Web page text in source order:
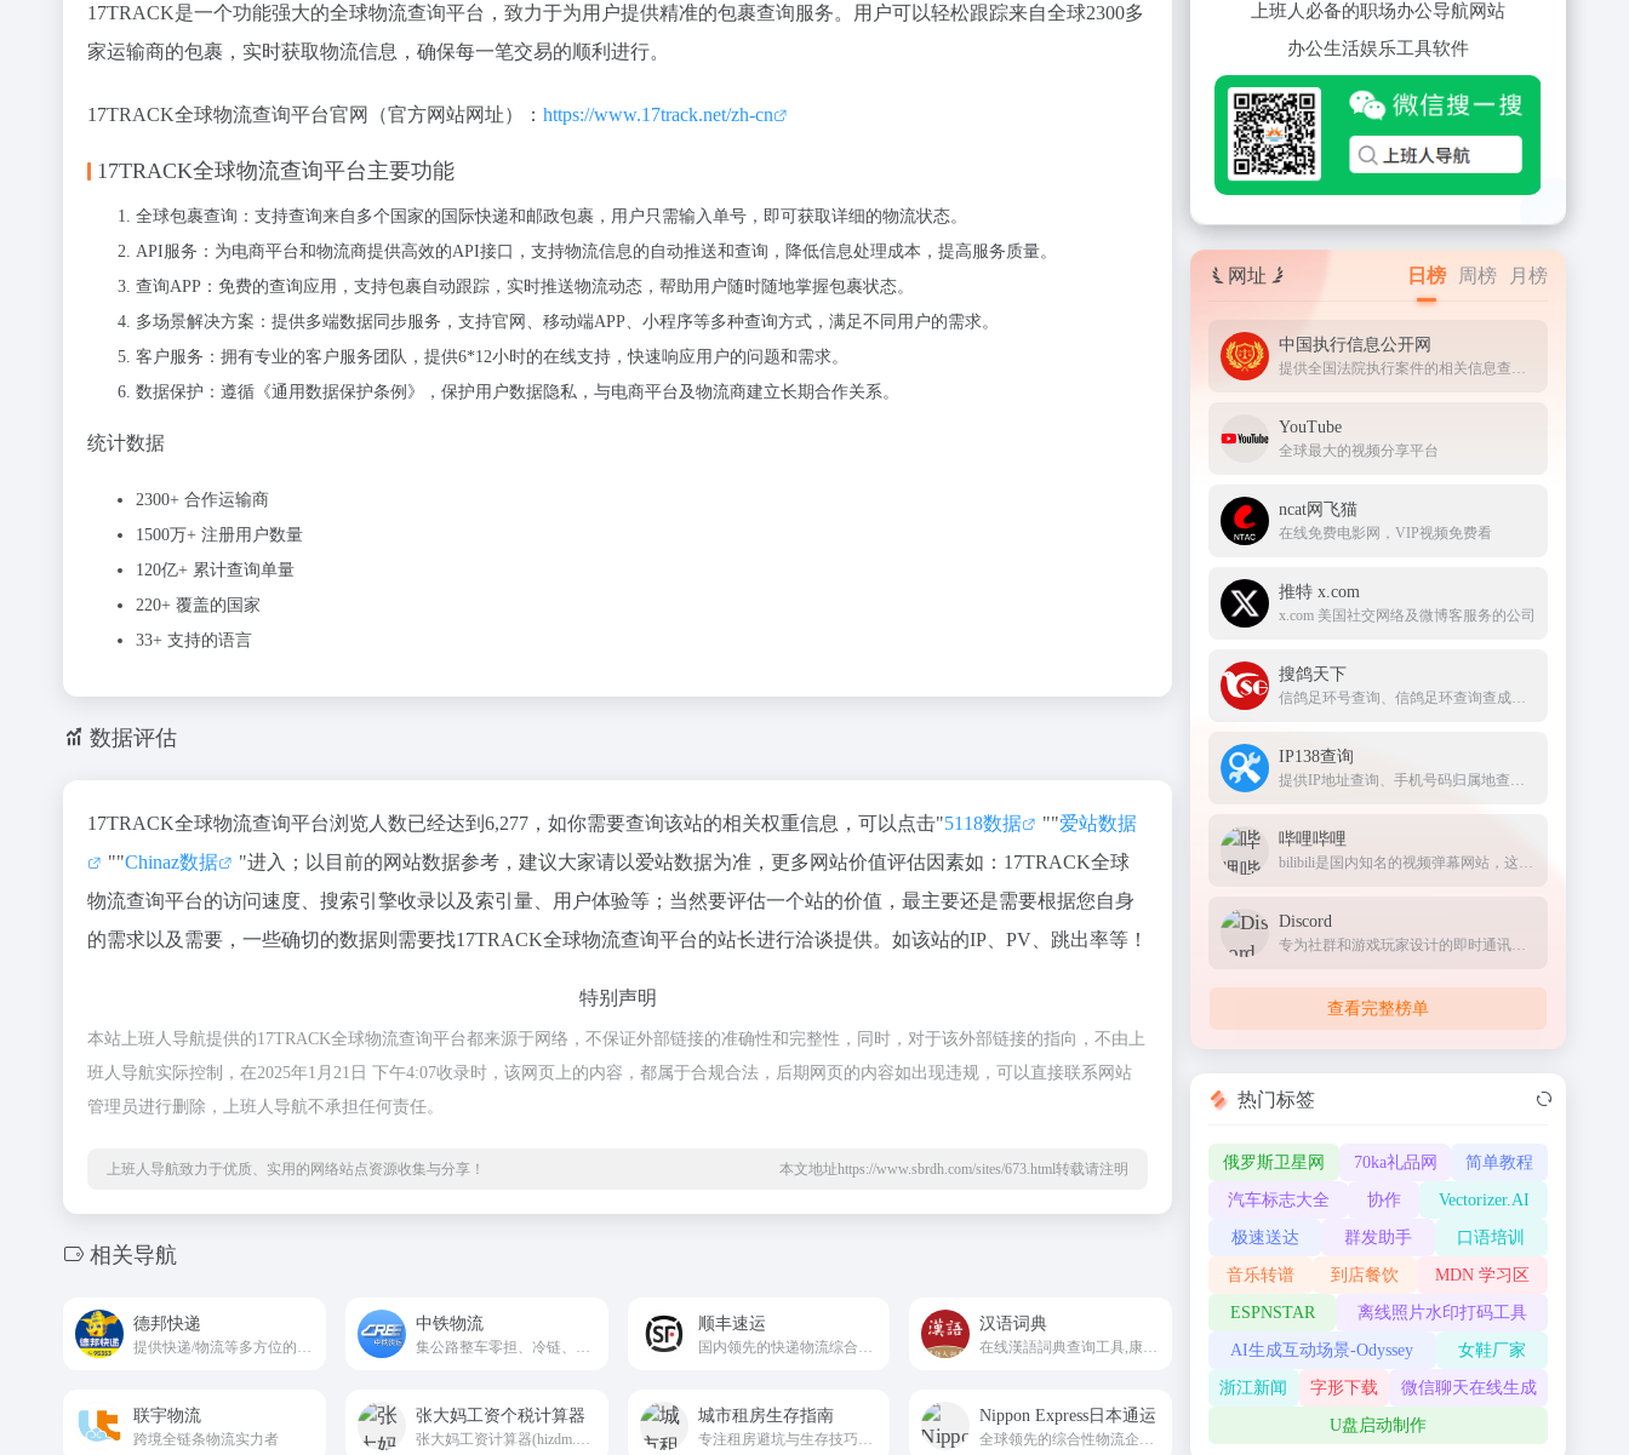
17TRACK是一个功能强大的全球物流查询平台，致力于为用户提供精准的包裹查询服务。用户可以轻松跟踪来自全球2300多
家运输商的包裹，实时获取物流信息，确保每一笔交易的顺利进行。
17TRACK全球物流查询平台官网（官方网站网址）： https://www.17track.net/zh-cn
17TRACK全球物流查询平台主要功能
全球包裹查询：支持查询来自多个国家的国际快递和邮政包裹，用户只需输入单号，即可获取详细的物流状态。
API服务：为电商平台和物流商提供高效的API接口，支持物流信息的自动推送和查询，降低信息处理成本，提高服务质量。
查询APP：免费的查询应用，支持包裹自动跟踪，实时推送物流动态，帮助用户随时随地掌握包裹状态。
多场景解决方案：提供多端数据同步服务，支持官网、移动端APP、小程序等多种查询方式，满足不同用户的需求。
客户服务：拥有专业的客户服务团队，提供6*12小时的在线支持，快速响应用户的问题和需求。
数据保护：遵循《通用数据保护条例》，保护用户数据隐私，与电商平台及物流商建立长期合作关系。
统计数据
2300+ 合作运输商
1500万+ 注册用户数量
120亿+ 累计查询单量
220+ 覆盖的国家
33+ 支持的语言
数据评估
17TRACK全球物流查询平台浏览人数已经达到6,277，如你需要查询该站的相关权重信息，可以点击"5118数据 ""爱站数据
""Chinaz数据
"进入；以目前的网站数据参考，建议大家请以爱站数据为准，更多网站价值评估因素如：17TRACK全球
物流查询平台的访问速度、搜索引擎收录以及索引量、用户体验等；当然要评估一个站的价值，最主要还是需要根据您自身
的需求以及需要，一些确切的数据则需要找17TRACK全球物流查询平台的站长进行洽谈提供。如该站的IP、PV、跳出率等！
特别声明
本站上班人导航提供的17TRACK全球物流查询平台都来源于网络，不保证外部链接的准确性和完整性，同时，对于该外部链接的指向，不由上
班人导航实际控制，在2025年1月21日 下午4:07收录时，该网页上的内容，都属于合规合法，后期网页的内容如出现违规，可以直接联系网站
管理员进行删除，上班人导航不承担任何责任。
上班人导航致力于优质、实用的网络站点资源收集与分享！ 本文地址https://www.sbrdh.com/sites/673.html转载请注明
相关导航
德邦快递 中铁物流 顺丰速运 汉语词典
联宇物流
跨境全链条物流实力者
张大妈工资个税计算器 城市租房生存指南 Nippon Express日本通运
上班人必备的职场办公导航网站
办公生活娱乐工具软件
网址 日榜 周榜 月榜
中国执行信息公开网
提供全国法院执行案件的相关信息查询服务
YouTube
全球最大的视频分享平台
ncat网飞猫
在线免费电影网，VIP视频免费看
推特 x.com
x.com 美国社交网络及微博客服务的公司
搜鸽天下
信鸽足环号查询、信鸽足环查询查成绩、查信鸽成绩、足环、天落成绩、脚环！
IP138查询
提供IP地址查询、手机号码归属地查询、邮政编码查询及身份证号码验证等服务
哔哩哔哩
bilibili是国内知名的视频弹幕网站，这里有及时的动漫新番，活跃的ACG氛围，有创意的Up主。大家可以在这里找到许多欢乐。
Discord
专为社群和游戏玩家设计的即时通讯应用，提供文字、语音和视频聊天功能
查看完整榜单
热门标签
俄罗斯卫星网 70ka礼品网 简单教程
汽车标志大全 协作 Vectorizer.AI
极速送达 群发助手 口语培训
音乐转谱 到店餐饮 MDN 学习区
ESPNSTAR 离线照片水印打码工具
AI生成互动场景-Odyssey 女鞋厂家
浙江新闻 字形下载 微信聊天在线生成
U盘启动制作